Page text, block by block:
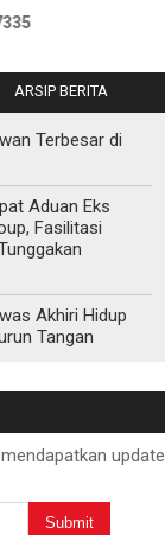
ARSIP BERITA
Terbesar di
Aduan Eks
Fasilitasi
Akhiri Hidup
Tangan
update